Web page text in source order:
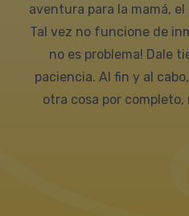
aventura para la mamá,
Tal vez no funcione de
no es problema! Dale
paciencia. Al fin y al
otra cosa por